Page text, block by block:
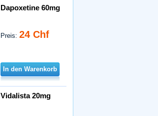
Dapoxetine 60mg
Preis:24 Chf
In den Warenkorb
Vidalista 20mg